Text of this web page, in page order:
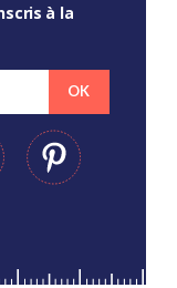
à la
OK